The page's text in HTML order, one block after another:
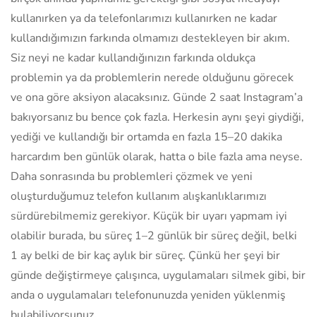
kullanırken ya da telefonlarımızı kullanırken ne kadar
kullandığımızın farkında olmamızı destekleyen bir akım.
Siz neyi ne kadar kullandığınızın farkında oldukça
problemin ya da problemlerin nerede olduğunu görecek
ve ona göre aksiyon alacaksınız. Günde 2 saat Instagram’a
bakıyorsanız bu bence çok fazla. Herkesin aynı şeyi giydiği,
yediği ve kullandığı bir ortamda en fazla 15–20 dakika
harcardım ben günlük olarak, hatta o bile fazla ama neyse.
Daha sonrasında bu problemleri çözmek ve yeni
oluşturduğumuz telefon kullanım alışkanlıklarımızı
sürdürebilmemiz gerekiyor. Küçük bir uyarı yapmam iyi
olabilir burada, bu süreç 1–2 günlük bir süreç değil, belki
1 ay belki de bir kaç aylık bir süreç. Çünkü her şeyi bir
günde değiştirmeye çalışınca, uygulamaları silmek gibi, bir
anda o uygulamaları telefonunuzda yeniden yüklenmiş